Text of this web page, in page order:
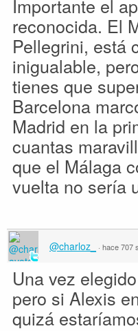
Importante el
reconocida. El
Pellegrini, está
inigualable,
tienes que
Barcelona
Madrid en la
cuantas
que el Málaga
vuelta no sería
@charloz_ · hace 707
Una vez
pero si Alexis
quizá